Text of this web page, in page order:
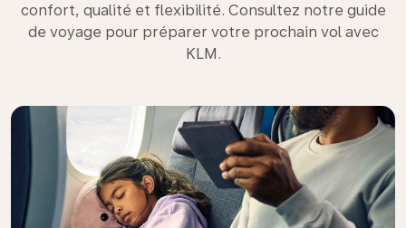
confort, qualité et flexibilité. Consultez notre guide
de voyage pour préparer votre prochain vol avec
KLM.